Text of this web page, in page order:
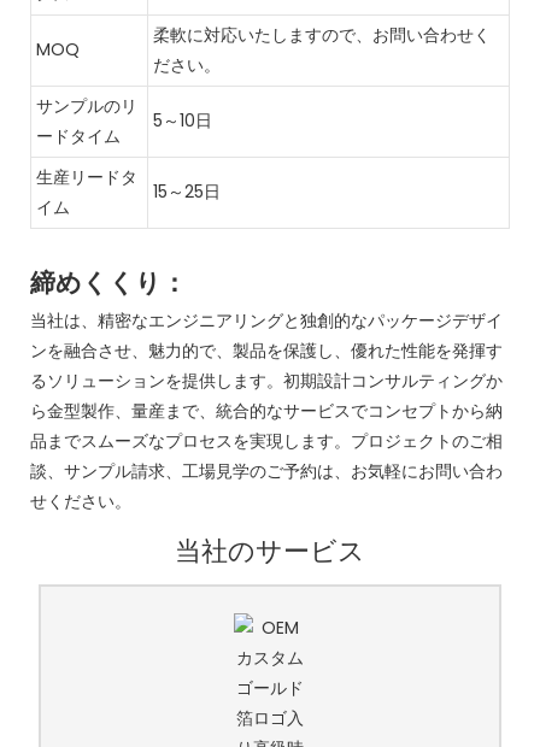
MOQ
柔軟に対応いたしますので、お問い合わせく
ださい。
サンプルのリ
ードタイム
5～10日
生産リードタ
イム
15～25日
締めくくり：
当社は、精密なエンジニアリングと独創的なパッケージデザイ
ンを融合させ、魅力的で、製品を保護し、優れた性能を発揮す
るソリューションを提供します。初期設計コンサルティングか
ら金型製作、量産まで、統合的なサービスでコンセプトから納
品までスムーズなプロセスを実現します。プロジェクトのご相
談、サンプル請求、工場見学のご予約は、お気軽にお問い合わ
せください。
当社のサービス